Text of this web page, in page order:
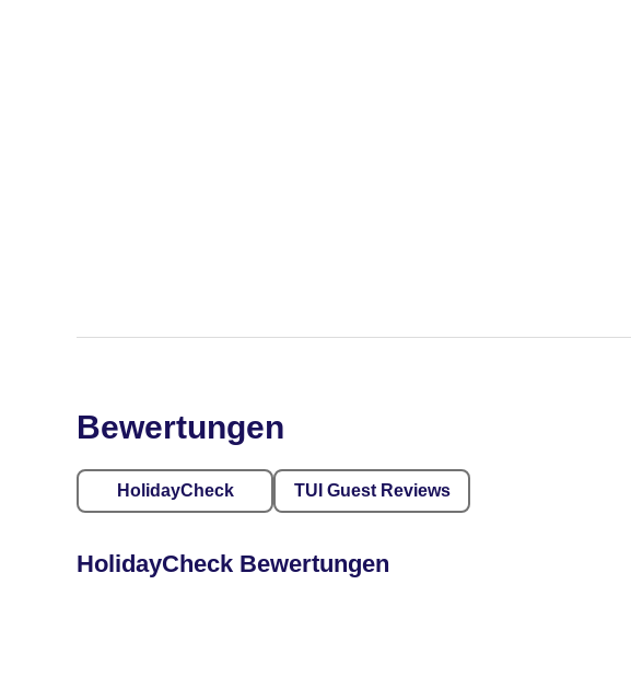
Bewertungen
HolidayCheck TUI Guest Reviews
HolidayCheck Bewertungen